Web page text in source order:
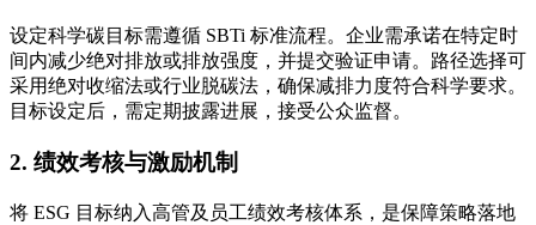
设定科学碳目标需遵循 SBTi 标准流程。企业需承诺在特定时
间内减少绝对排放或排放强度，并提交验证申请。路径选择可
采用绝对收缩法或行业脱碳法，确保减排力度符合科学要求。
目标设定后，需定期披露进展，接受公众监督。
2. 绩效考核与激励机制
将 ESG 目标纳入高管及员工绩效考核体系，是保障策略落地